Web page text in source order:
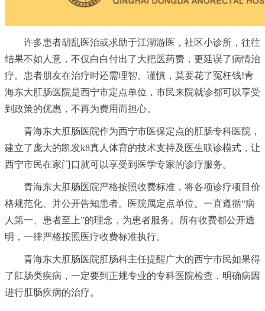
许多患者胡乱医治或求助于江湖游医，社区小诊所，往往
结果不如人意，不仅白白付出了大把医药费，更延误了病情治
疗。患者朋友在治疗时还需理智、谨慎，莫要花了冤枉钱!青
海东大肛肠医院是西宁市定点单位，市民来院就诊都可以享受
到政策的优惠，不再为费用而担心。
青海东大肛肠医院作为西宁市医保定点的肛肠专科医院，
建立了庞大的凯发k8真人体育的技术支持及医生联诊模式，让
西宁市民在家门口就可以享受到医学专家的诊疗服务。
青海东大肛肠医院严格按照收费标准，将各项诊疗项目价
格规范化、并公开告知患者。医院属定点单位。一直遵循“病
人第一、患者至上”的理念，为患者服务。所有收费都公开透
明，一律严格按照医疗收费标准执行。
青海东大肛肠医院肛肠科主任提醒广大的西宁市民如果得
了肛肠类疾病，一定要到正规专业的专科医院检查，明确病因
进行肛肠疾病的治疗。